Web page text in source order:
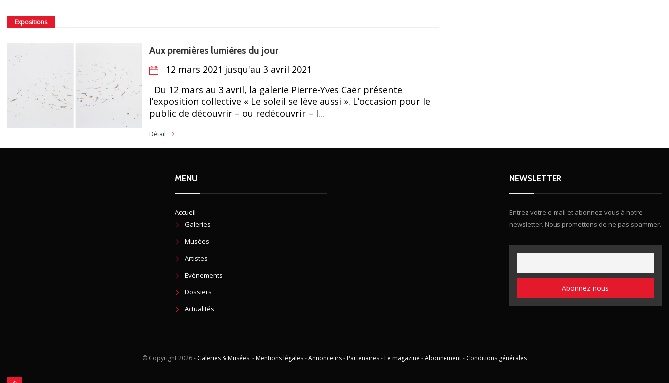
Expositions
Aux premières lumières du jour
12 mars 2021 jusqu'au 3 avril 2021
Du 12 mars au 3 avril, la galerie Pierre-Yves Caër présente
l’exposition collective « Le soleil se lève aussi ». L’occasion pour le
public de découvrir – ou redécouvrir – l...
Détail
MENU
Accueil
Galeries
Musées
Artistes
Evènements
Dossiers
Actualités
NEWSLETTER
Entrez votre e-mail et abonnez-vous à notre
newsletter. Nous promettons de ne pas spammer.
© Copyright2026 - Galeries & Musées. - Mentions légales-Annonceurs- Partenaires- Le magazine -Abonnement- Conditions générales